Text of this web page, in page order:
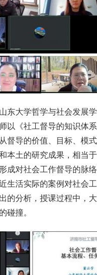
东大学哲学与社会发展
以《社工督导的知识体
督导的价值、目标、模
本土的研究成果，相当
成对社会工作督导的脉
生活实际的案例对社会
的分析，授课过程中，
碰撞。